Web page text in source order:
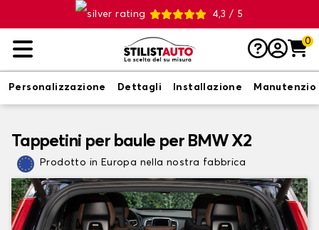
4,3 / 5
0
Personalizzazione Dettagli Installazione
Tappetini per baule per BMW X2
Prodotto in Europa nella nostra fabbrica